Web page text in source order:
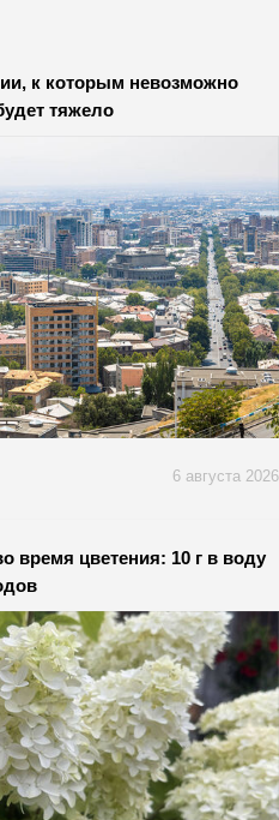
к которым невозможно
тяжело
6 августа 2026
время цветения: 10 г в воду